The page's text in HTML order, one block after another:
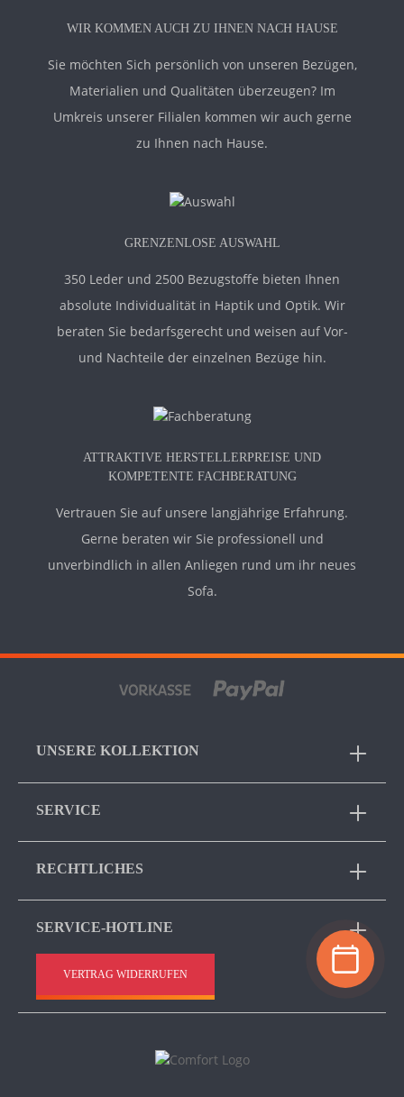
WIR KOMMEN AUCH ZU IHNEN NACH HAUSE
Sie möchten Sich persönlich von unseren Bezügen,
Materialien und Qualitäten überzeugen? Im
Umkreis unserer Filialen kommen wir auch gerne
zu Ihnen nach Hause.
GRENZENLOSE AUSWAHL
350 Leder und 2500 Bezugstoffe bieten Ihnen
absolute Individualität in Haptik und Optik. Wir
beraten Sie bedarfsgerecht und weisen auf Vor-
und Nachteile der einzelnen Bezüge hin.
ATTRAKTIVE HERSTELLERPREISE UND
KOMPETENTE FACHBERATUNG
Vertrauen Sie auf unsere langjährige Erfahrung.
Gerne beraten wir Sie professionell und
unverbindlich in allen Anliegen rund um ihr neues
Sofa.
UNSERE KOLLEKTION
SERVICE
RECHTLICHES
SERVICE-HOTLINE
VERTRAG WIDERRUFEN